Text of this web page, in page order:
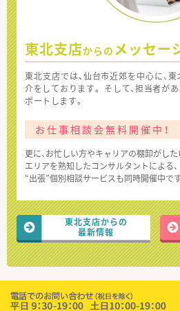
東北支店からの メッセー
東北支店では、仙台市近郊を中心に、
介をしております。 そして、担当者が
ポートします。
お仕事相談会無料開催中！
更に、お忙しい方やキャリアの棚卸がし
エリアを熟知したコンサルタントによる、
“出張”個別相談サービスも同時開催中です
東北支店からの
最新情報